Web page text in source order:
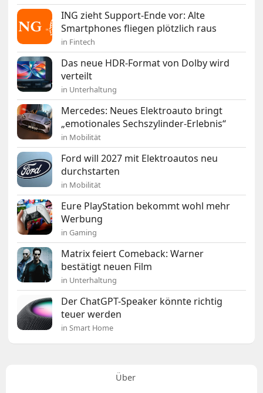
ING zieht Support-Ende vor: Alte
Smartphones fliegen plötzlich raus
in Fintech
Das neue HDR-Format von Dolby wird
verteilt
in Unterhaltung
Mercedes: Neues Elektroauto bringt
„emotionales Sechszylinder-Erlebnis“
in Mobilität
Ford will 2027 mit Elektroautos neu
durchstarten
in Mobilität
Eure PlayStation bekommt wohl mehr
Werbung
in Gaming
Matrix feiert Comeback: Warner
bestätigt neuen Film
in Unterhaltung
Der ChatGPT-Speaker könnte richtig
teuer werden
in Smart Home
Über